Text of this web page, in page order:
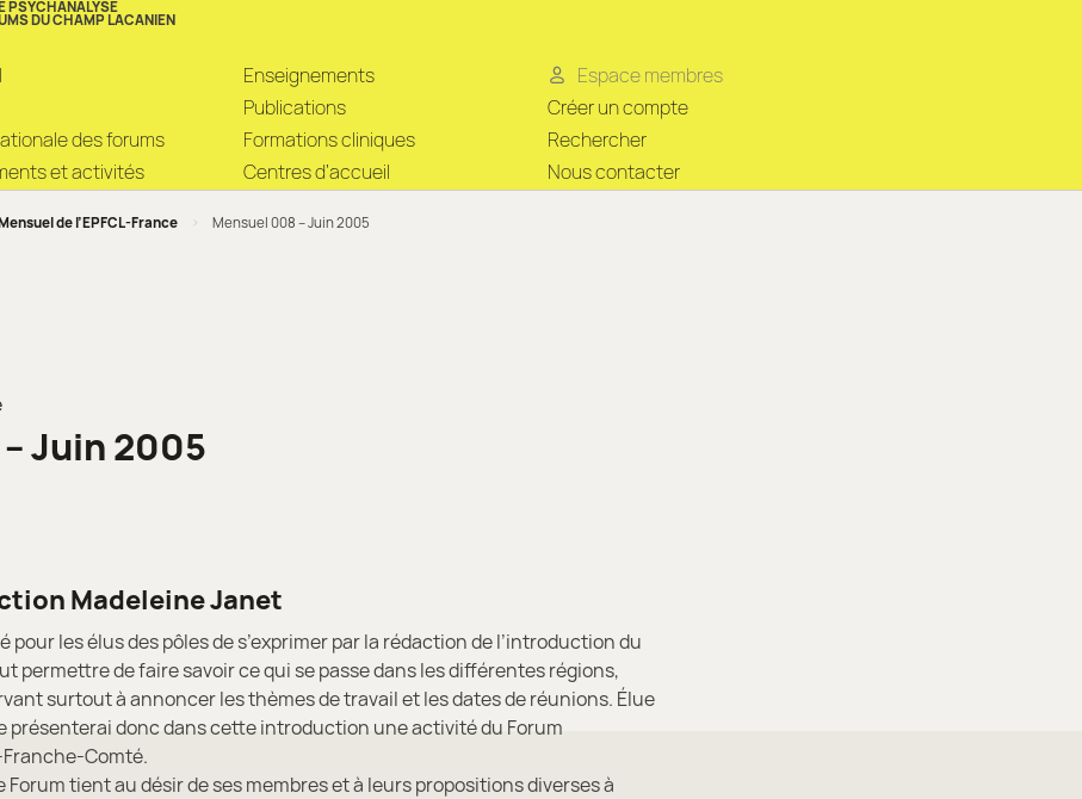
PSYCHANALYSE
DU CHAMP LACANIEN
des forums
et activités
Enseignements
Publications
Formations cliniques
Centres d’accueil
Espace membres
Créer un compte
Rechercher
Nous contacter
de l’EPFCL-France > Mensuel 008 – Juin 2005
Juin 2005
Madeleine Janet
pour les élus des pôles de s’exprimer par la rédaction de l’introduction du
permettre de faire savoir ce qui se passe dans les différentes régions,
surtout à annoncer les thèmes de travail et les dates de réunions. Élue
présenterai donc dans cette introduction une activité du Forum
Comté.
Forum tient au désir de ses membres et à leurs propositions diverses à